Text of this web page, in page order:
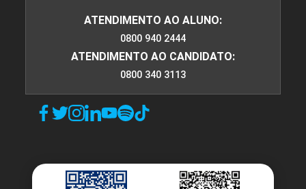
ATENDIMENTO AO ALUNO:
0800 940 2444
ATENDIMENTO AO CANDIDATO:
0800 340 3113